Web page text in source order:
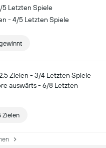
5 Letzten Spiele
- 4/5 Letzten Spiele
Zielen - 3/4 Letzten Spiele
auswärts - 6/8 Letzten
Zielen